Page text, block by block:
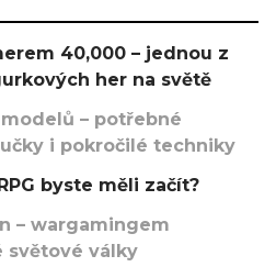
40,000 – jednou z
her na světě
– potřebné
i pokročilé techniky
byste měli začít?
– wargamingem
světové války